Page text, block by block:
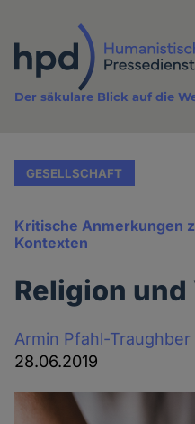
Inhalt
Der säkulare Blick auf die
GESELLSCHAFT
Kritische Anmerkungen
Kontexten
Religion
Armin Pfahl-Traughber
28.06.2019